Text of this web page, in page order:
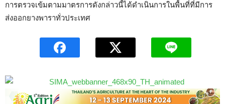
การตรวจเข้มตามมาตรการดังกล่าวนี้ได้ดำเนินการในพื้นที่ที่มีการ
ส่งออกยางพาราทั่วประเทศ